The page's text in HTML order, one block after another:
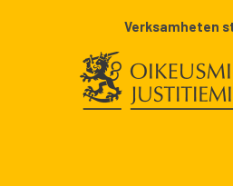
Verksamheten